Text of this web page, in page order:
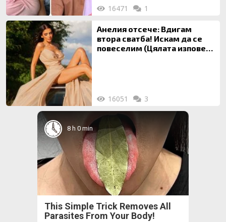
16471 1
Анелия отсече: Вдигам
втора сватба! Искам да се
повеселим (Цялата изповед
16051 3
8 h 0 min
This Simple Trick Removes All
Parasites From Your Body!